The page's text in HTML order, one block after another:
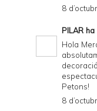
8
PILAR ha
Hola
Petons!
8